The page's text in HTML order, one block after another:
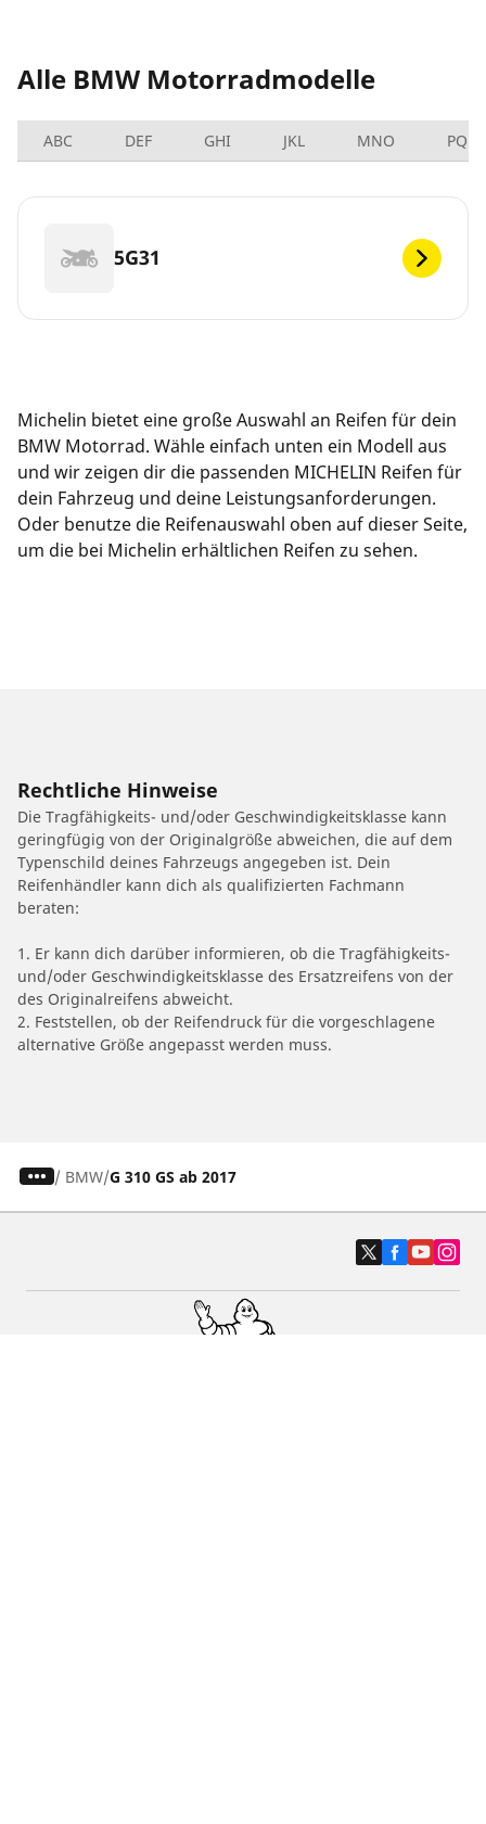
Alle BMW Motorradmodelle
ABC DEF GHI JKL MNO PQRS
5G31
Michelin bietet eine große Auswahl an Reifen für dein
BMW Motorrad. Wähle einfach unten ein Modell aus
und wir zeigen dir die passenden MICHELIN Reifen für
dein Fahrzeug und deine Leistungsanforderungen.
Oder benutze die Reifenauswahl oben auf dieser Seite,
um die bei Michelin erhältlichen Reifen zu sehen.
Rechtliche Hinweise
Die Tragfähigkeits- und/oder Geschwindigkeitsklasse kann
geringfügig von der Originalgröße abweichen, die auf dem
Typenschild deines Fahrzeugs angegeben ist. Dein
Reifenhändler kann dich als qualifizierten Fachmann
beraten:
1. Er kann dich darüber informieren, ob die Tragfähigkeits-
und/oder Geschwindigkeitsklasse des Ersatzreifens von der
des Originalreifens abweicht.
2. Feststellen, ob der Reifendruck für die vorgeschlagene
alternative Größe angepasst werden muss.
/ BMW G 310 GS ab 2017